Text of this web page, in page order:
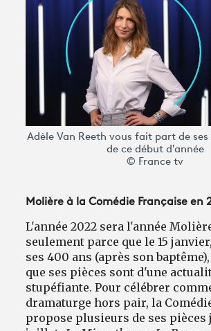
connexion
Avantages fidélité
Productions et innovation
Programme
Adèle Van Reeth vous fait part de
de ce début d'année
© France tv
Molière à la Comédie Française en
L'année 2022 sera l'année
seulement parce que le 15
ses 400 ans (après son
que ses pièces sont d'une
stupéfiante. Pour célébrer
dramaturge hors pair, la
propose plusieurs de ses pièces